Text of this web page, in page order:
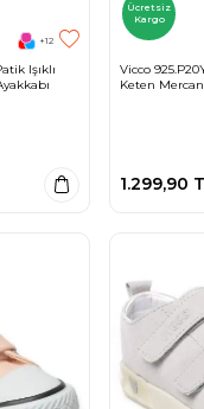
+12
Işıklı
Ücretsiz
Kargo
Vicco
Keten
1.299,90